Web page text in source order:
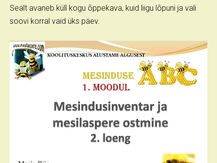
Sealt avaneb küll kogu õppekava, kuid liigu lõpuni ja vali
soovi korral vaid üks päev.